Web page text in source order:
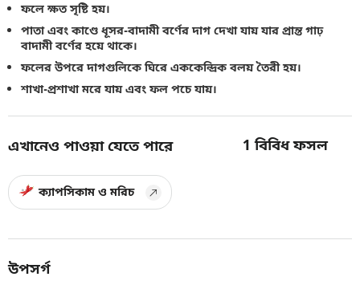
ফলে ক্ষত সৃষ্টি হয়।
পাতা এবং কাণ্ডে ধূসর-বাদামী বর্ণের দাগ দেখা যায় যার প্রান্ত গাঢ়
বাদামী বর্ণের হয়ে থাকে।
ফলের উপরে দাগগুলিকে ঘিরে এককেন্দ্রিক বলয় তৈরী হয়।
শাখা-প্রশাখা মরে যায় এবং ফল পচে যায়।
এখানেও পাওয়া যেতে পারে 1বিবিধ ফসল
ক্যাপসিকাম ও মরিচ
উপসর্গ